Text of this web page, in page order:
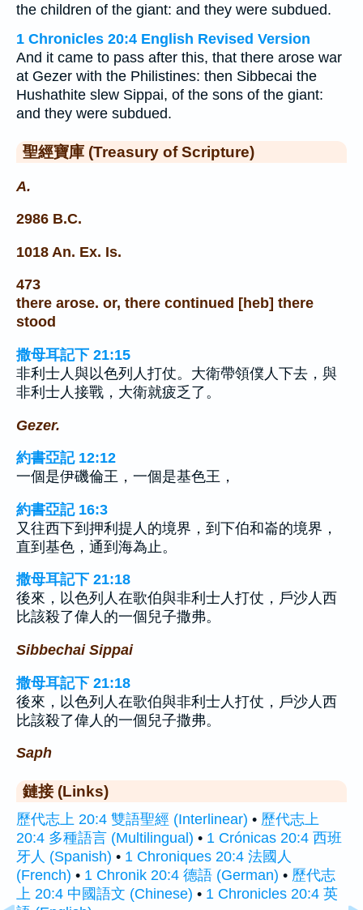
the children of the giant: and they were subdued.
1 Chronicles 20:4 English Revised Version
And it came to pass after this, that there arose war
at Gezer with the Philistines: then Sibbecai the
Hushathite slew Sippai, of the sons of the giant:
and they were subdued.
聖經寶庫 (Treasury of Scripture)
A.
2986 B.C.
1018 An. Ex. Is.
473
there arose. or, there continued [heb] there
stood
撒母耳記下 21:15
非利士人與以色列人打仗。大衛帶領僕人下去，與
非利士人接戰，大衛就疲乏了。
Gezer.
約書亞記 12:12
一個是伊磯倫王，一個是基色王，
約書亞記 16:3
又往西下到押利提人的境界，到下伯和崙的境界，
直到基色，通到海為止。
撒母耳記下 21:18
後來，以色列人在歌伯與非利士人打仗，戶沙人西
比該殺了偉人的一個兒子撒弗。
Sibbechai Sippai
撒母耳記下 21:18
後來，以色列人在歌伯與非利士人打仗，戶沙人西
比該殺了偉人的一個兒子撒弗。
Saph
鏈接 (Links)
歷代志上 20:4 雙語聖經 (Interlinear) • 歷代志上
20:4 多種語言 (Multilingual) • 1 Crónicas 20:4 西班
牙人 (Spanish) • 1 Chroniques 20:4 法國人
(French) • 1 Chronik 20:4 德語 (German) • 歷代志
上 20:4 中國語文 (Chinese) • 1 Chronicles 20:4 英